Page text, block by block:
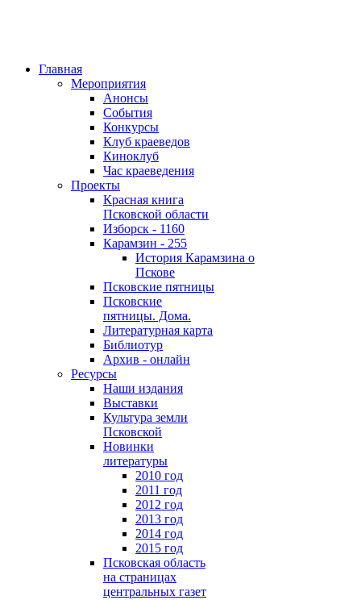
Главная
Мероприятия
Анонсы
События
Конкурсы
Клуб краеведов
Киноклуб
Час краеведения
Проекты
Красная книга
Псковской области
Изборск - 1160
Карамзин - 255
История Карамзина о
Пскове
Псковские пятницы
Псковские
пятницы. Дома.
Литературная карта
Библиотур
Архив - онлайн
Ресурсы
Наши издания
Выставки
Культура земли
Псковской
Новинки
литературы
2010 год
2011 год
2012 год
2013 год
2014 год
2015 год
Псковская область
на страницах
центральных газет